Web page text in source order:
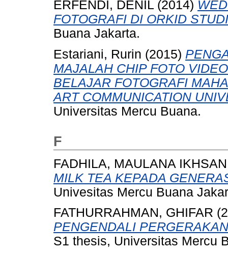
ERFENDI, DENIL (2014)
FOTOGRAFI DI ORKID
Buana Jakarta.
Estariani, Rurin (2015)
MAJALAH CHIP FOTO
BELAJAR FOTOGRAFI
ART COMMUNICATION
Universitas Mercu Buana.
F
FADHILA, MAULANA IKHSAN
MILK TEA KEPADA
Univesitas Mercu Buana
FATHURRAHMAN, GHIFAR
PENGENDALI
S1 thesis, Universitas Mercu